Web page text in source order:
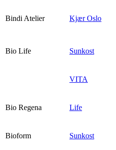
Bindi Atelier Kjær Oslo
Bio Life Sunkost
VITA
Bio Regena Life
Bioform Sunkost